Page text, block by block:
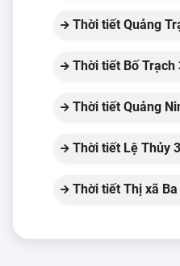
Thời tiết Quảng
Thời tiết Bố Trạch
Thời tiết Quảng
Thời tiết Lệ Thủy
Thời tiết Thị xã